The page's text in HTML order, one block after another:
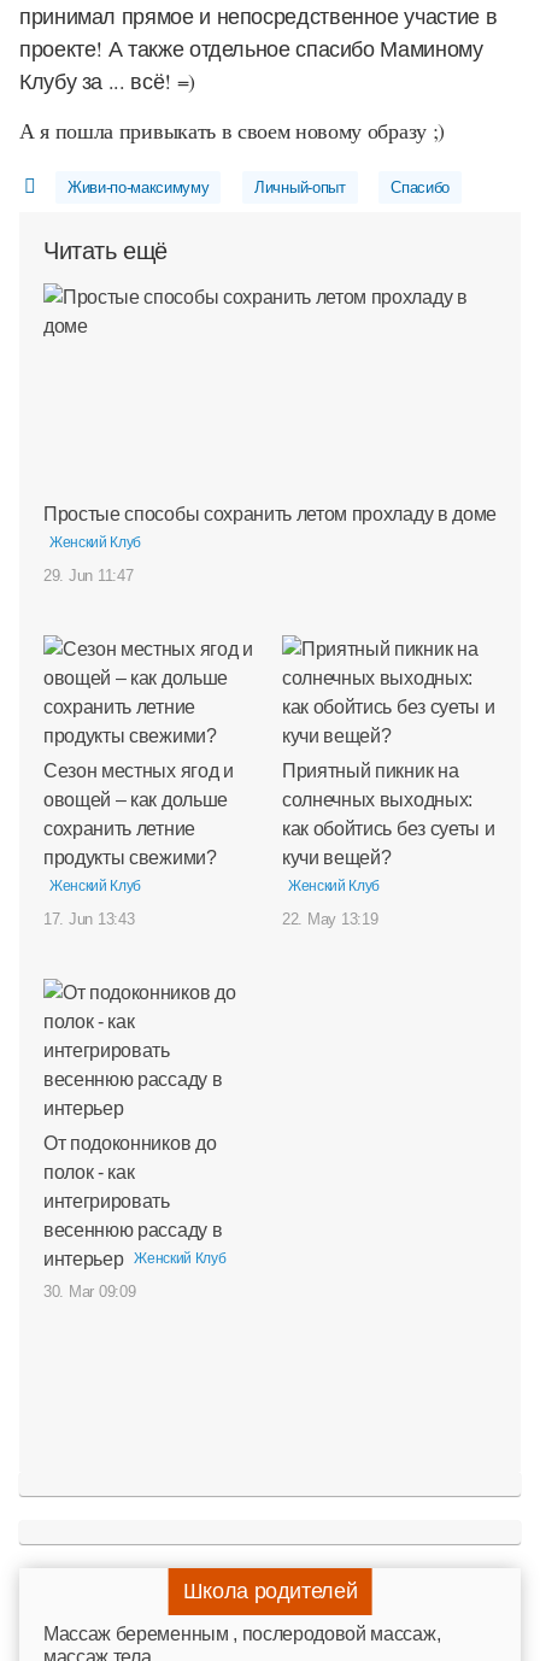
принимал прямое и непосредственное участие в
проекте! А также отдельное спасибо Маминому
Клубу за ... всё! =)
А я пошла привыкать в своем новому образу ;)
Живи-по-максимуму Личный-опыт Спасибо
Читать ещё
Простые способы сохранить летом прохладу в доме
Женский Клуб
29. Jun 11:47
Сезон местных ягод и
овощей – как дольше
сохранить летние
продукты свежими?
Женский Клуб
17. Jun 13:43
Приятный пикник на
солнечных выходных:
как обойтись без суеты и
кучи вещей?
Женский Клуб
22. May 13:19
От подоконников до
полок - как
интегрировать
весеннюю рассаду в
интерьер
Женский Клуб
30. Mar 09:09
Школа родителей
Mассаж беременным , послеродовой массаж,
массаж тела